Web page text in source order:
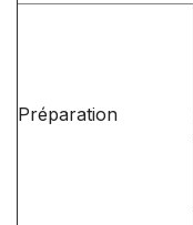
Préparation